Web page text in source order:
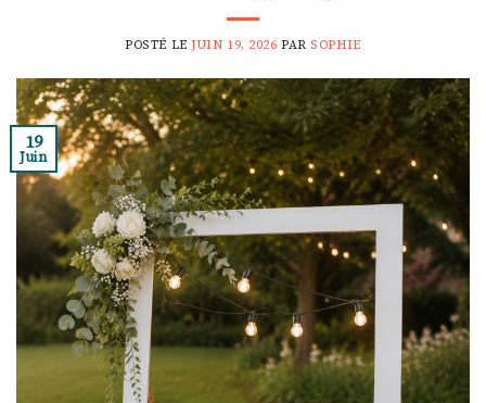
POSTÉ LEJUIN 19, 2026 PARSOPHIE
19
Juin